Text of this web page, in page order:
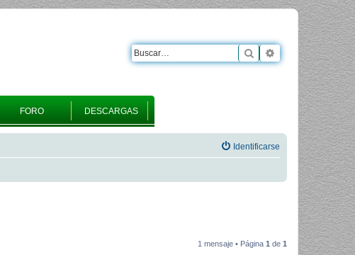
FORO DESCARGAS
Buscar Búsqueda
Identificarse
1 mensaje • Página 1 de 1